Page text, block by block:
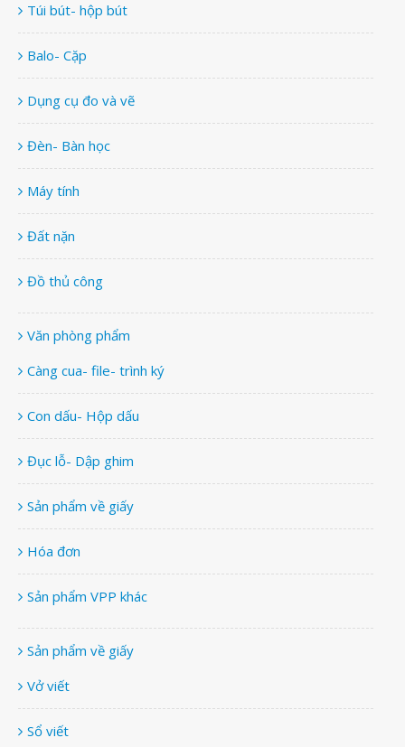
Túi bút- hộp bút
Balo- Cặp
Dụng cụ đo và vẽ
Đèn- Bàn học
Máy tính
Đất nặn
Đồ thủ công
Văn phòng phẩm
Càng cua- file- trình ký
Con dấu- Hộp dấu
Đục lỗ- Dập ghim
Sản phẩm về giấy
Hóa đơn
Sản phẩm VPP khác
Sản phẩm về giấy
Vở viết
Sổ viết